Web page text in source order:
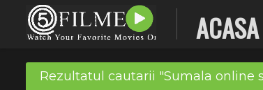
ACASA
Rezultatul cautarii "Sumala online